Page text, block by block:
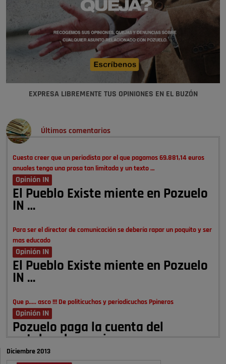
EXPRESA LIBREMENTE TUS OPINIONES EN EL BUZÓN
Últimos comentarios
Cuesta creer que un periodista por el que pagamos 69.881,14 euros
anuales tenga una prosa tan limitada y un texto …
Opinión IN
El Pueblo Existe miente en Pozuelo
IN …
Para ser el director de comunicación se debería rapar un poquito y ser
mas educado
Opinión IN
El Pueblo Existe miente en Pozuelo
IN …
Que p..... asco !!! De politicuchos y periodicuchos Ppineros
Opinión IN
Pozuelo paga la cuenta del
autobombo: casi …
Diciembre 2013